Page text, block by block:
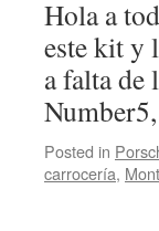
Hola a
este kit y
a falta de
Posted in
carrocería,